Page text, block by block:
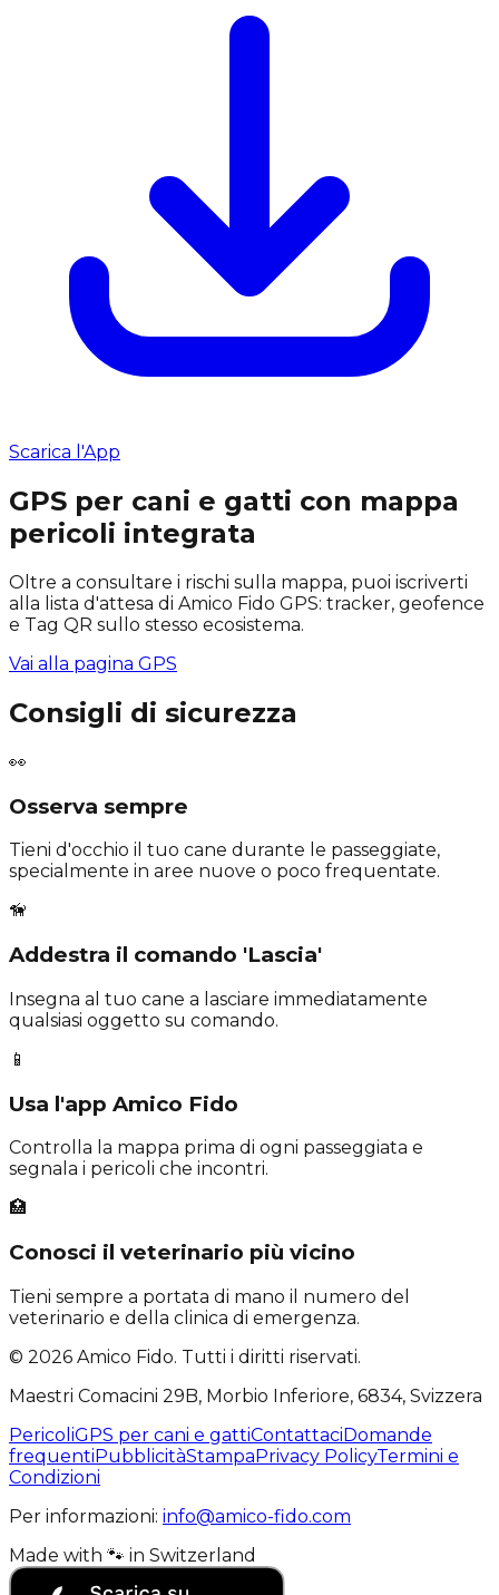
Scarica l'App
GPS per cani e gatti con mappa
pericoli integrata
Oltre a consultare i rischi sulla mappa, puoi iscriverti
alla lista d'attesa di Amico Fido GPS: tracker, geofence
e Tag QR sullo stesso ecosistema.
Vai alla pagina GPS
Consigli di sicurezza
👀
Osserva sempre
Tieni d'occhio il tuo cane durante le passeggiate,
specialmente in aree nuove o poco frequentate.
🦮
Addestra il comando 'Lascia'
Insegna al tuo cane a lasciare immediatamente
qualsiasi oggetto su comando.
📱
Usa l'app Amico Fido
Controlla la mappa prima di ogni passeggiata e
segnala i pericoli che incontri.
🏥
Conosci il veterinario più vicino
Tieni sempre a portata di mano il numero del
veterinario e della clinica di emergenza.
© 2026 Amico Fido. Tutti i diritti riservati.
Maestri Comacini 29B, Morbio Inferiore, 6834, Svizzera
PericoliGPS per cani e gattiContattaciDomande
frequentiPubblicitàStampaPrivacy PolicyTermini e
Condizioni
Per informazioni: info@amico-fido.com
Made with 🐾 in Switzerland